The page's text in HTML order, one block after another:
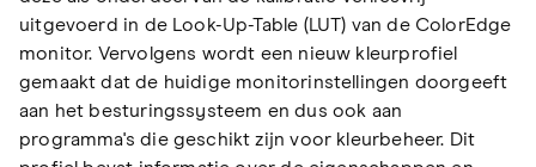
uitgevoerd in de Look-Up-Table (LUT) van de ColorEdge
monitor. Vervolgens wordt een nieuw kleurprofiel
gemaakt dat de huidige monitorinstellingen doorgeeft
aan het besturingssysteem en dus ook aan
programma's die geschikt zijn voor kleurbeheer. Dit